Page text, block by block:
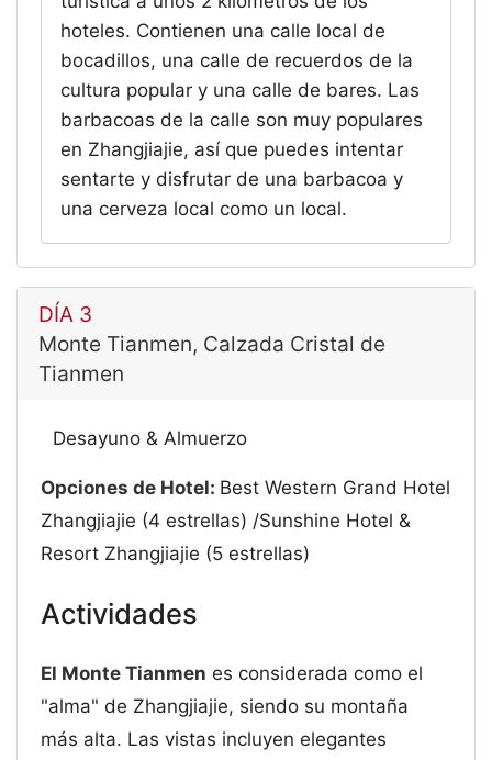
hoteles. Contienen una calle local de
bocadillos, una calle de recuerdos de la
cultura popular y una calle de bares. Las
barbacoas de la calle son muy populares
en Zhangjiajie, así que puedes intentar
sentarte y disfrutar de una barbacoa y
una cerveza local como un local.
DÍA 3
Monte Tianmen, Calzada Cristal de
Tianmen
Desayuno & Almuerzo
Opciones de Hotel: Best Western Grand Hotel
Zhangjiajie (4 estrellas) /Sunshine Hotel &
Resort Zhangjiajie (5 estrellas)
Actividades
El Monte Tianmen es considerada como el
"alma" de Zhangjiajie, siendo su montaña
más alta. Las vistas incluyen elegantes